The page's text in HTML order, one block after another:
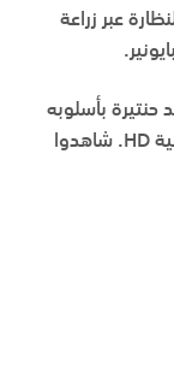
عبر زراعة
.
حنتيرة بأسلوبه
المبسط كيف نحول عتامة العين إلى رؤية صافية HD. شاهدوا